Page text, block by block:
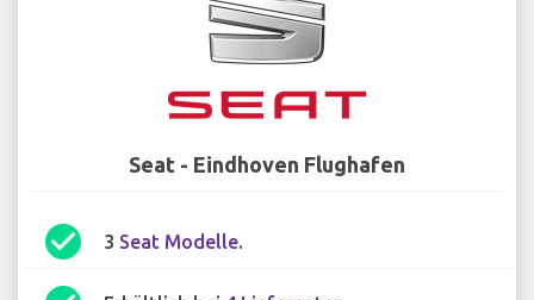
Seat - Eindhoven Flughafen
check_circle 3 Seat Modelle.